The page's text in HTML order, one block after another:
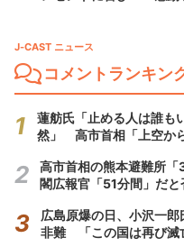
J-CAST ニュース
コメントランキン
蓮舫氏「止める人は誰も
然」 高市首相「上空か
高市首相の熊本避難所
閣広報官「51分間」だと
広島原爆の日、小沢一
非難 「この国は再び滅